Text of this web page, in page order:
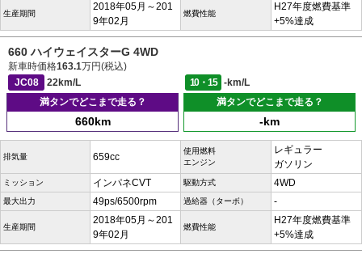
生産期間
2018年05月～201
9年02月
燃費性能
H27年度燃費基準
+5%達成
660 ハイウェイスターG 4WD
新車時価格163.1万円(税込)
JC08
22km/L 10・15
-km/L
満タンでどこまで走る？
660km
満タンでどこまで走る？
-km
排気量 659cc
使用燃料
エンジン
レギュラー
ガソリン
ミッション インパネCVT 駆動方式 4WD
最大出力 49ps/6500rpm 過給器（ターボ） -
生産期間
2018年05月～201
9年02月
燃費性能
H27年度燃費基準
+5%達成